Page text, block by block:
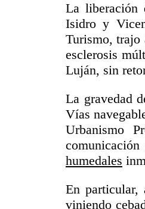
La liberación
Isidro y
Turismo, trajo
esclerosis
Luján, sin
La gravedad
Vías
Urbanismo
humedales
En particular,
viniendo